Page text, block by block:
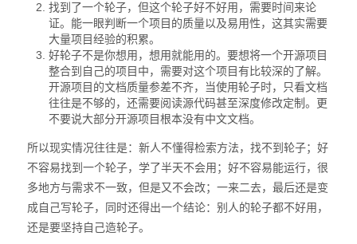
找到了一个轮子，但这个轮子好不好用，需要时间来论
证。能一眼判断一个项目的质量以及易用性，这其实需要
大量项目经验的积累。
好轮子不是你想用，想用就能用的。要想将一个开源项目
整合到自己的项目中，需要对这个项目有比较深的了解。
开源项目的文档质量参差不齐，当使用轮子时，只看文档
往往是不够的，还需要阅读源代码甚至深度修改定制。更
不要说大部分开源项目根本没有中文文档。
所以现实情况往往是：新人不懂得检索方法，找不到轮子；好
不容易找到一个轮子，学了半天不会用；好不容易能运行，很
多地方与需求不一致，但是又不会改；一来二去，最后还是变
成自己写轮子，同时还得出一个结论：别人的轮子都不好用，
还是要坚持自己造轮子。